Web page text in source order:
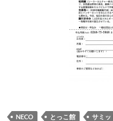
NECO とっこ館 サミッ